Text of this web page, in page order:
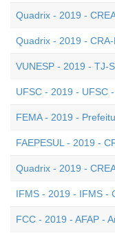
Quadrix - 2019 -
Quadrix - 2019 -
VUNESP - 2019 - TJ-
UFSC - 2019 - UFSC
FEMA - 2019 -
FAEPESUL - 2019 -
Quadrix - 2019 -
IFMS - 2019 - IFMS -
FCC - 2019 - AFAP -